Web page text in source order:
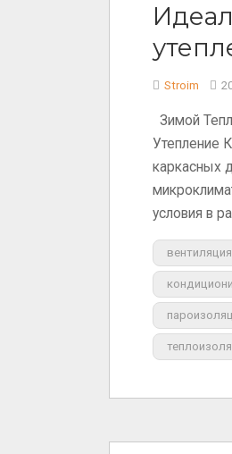
Stroim
Зимой
Утепление
каркасных
условия в
вентиляция